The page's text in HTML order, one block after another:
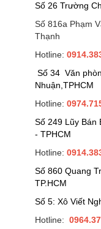
Số 26 Trường
Số 816a Phạm
Thạnh
Hotline:
Số 34 Văn
Nhuận,TPHCM
Hotline:
Số 249 Lũy Bán
- TPHCM
Hotline:
Số 860 Quang
TP.HCM
Số 5: Xô Viết
Hotline: